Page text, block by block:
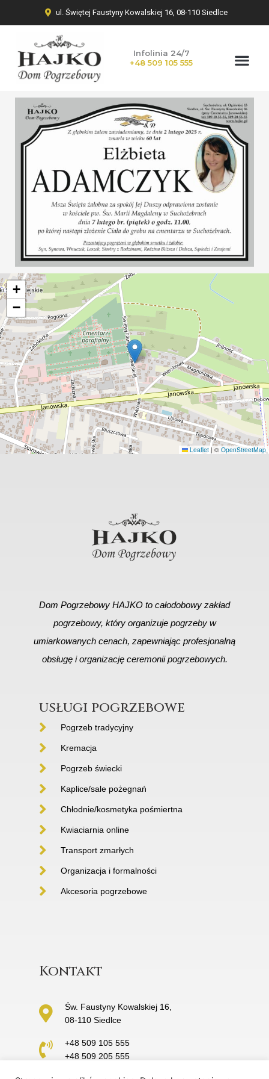
ul. Świętej Faustyny Kowalskiej 16, 08-110 Siedlce
Infolinia 24/7
+48 509 105 555
+
−
Leaflet | © OpenStreetMap
Dom Pogrzebowy HAJKO to całodobowy zakład
pogrzebowy, który organizuje pogrzeby w
umiarkowanych cenach, zapewniając profesjonalną
obsługę i organizację ceremonii pogrzebowych.
usługi pogrzebowe
Pogrzeb tradycyjny
Kremacja
Pogrzeb świecki
Kaplice/sale pożegnań
Chłodnie/kosmetyka pośmiertna
Kwiaciarnia online
Transport zmarłych
Organizacja i formalności
Akcesoria pogrzebowe
Kontakt
Św. Faustyny Kowalskiej 16,
08-110 Siedlce
+48 509 105 555
+48 509 205 555